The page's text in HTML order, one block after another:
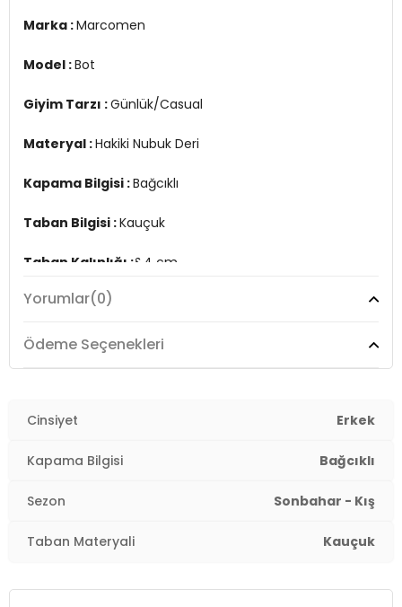
Üretim Yeri :Türkiye
Marka :Marcomen
Model :Bot
Giyim Tarzı :Günlük/Casual
Materyal :Hakiki Nubuk Deri
Kapama Bilgisi :Bağcıklı
Taban Bilgisi :Kauçuk
Taban Kalınlığı :&4 cm
Üretim Yeri :Türkiye
Yorumlar(0)
Ödeme Seçenekleri
Cinsiyet Erkek
Kapama Bilgisi Bağcıklı
Sezon Sonbahar - Kış
Taban Materyali Kauçuk